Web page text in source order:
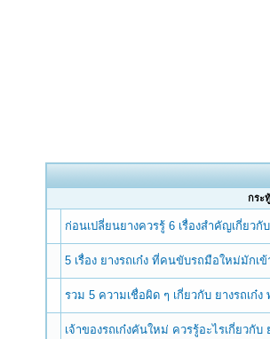
กระ
ก่อนเปลี่ยนยางควรรู้ 6 เรื่องสำคัญเกี่ยว
5 เรื่อง ยางรถเก๋ง ที่คนขับรถมือใหม่มักเข้
รวม 5 ความเชื่อผิด ๆ เกี่ยวกับ ยางรถเก๋
เจ้าของรถเก๋งคันใหม่ ควรรู้อะไรเกี่ยวกับ